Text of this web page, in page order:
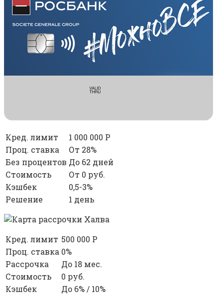
Кред. лимит
1 000 000 Р
Проц. ставка
От 28%
Без процентов До 62 дней
Стоимость
От 0 руб.
Кэшбек
0,5-3%
Решение
1 день
Кред. лимит 500 000 Р
Проц. ставка 0%
Рассрочка
До 18 мес.
Стоимость
0 руб.
Кэшбек
До 6% / 10%